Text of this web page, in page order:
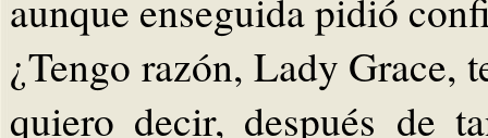
aunque enseguida pidió
¿Tengo razón, Lady
quiero decir, después de